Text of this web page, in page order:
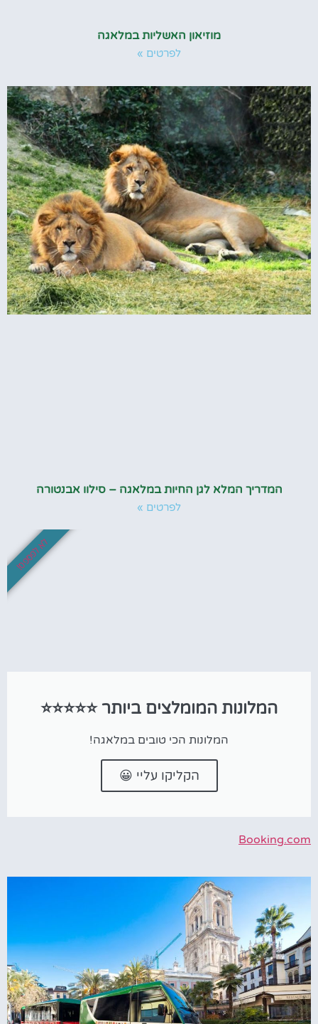
מוזיאון האשליות במלאגה
לפרטים »
המדריך המלא לגן החיות במלאגה – סילוו אבנטורה
לפרטים »
המלונות המומלצים ביותר ⭐⭐⭐⭐⭐
המלונות הכי טובים במלאגה!
הקליקו עליי 😀
לא לפספס!
Booking.com